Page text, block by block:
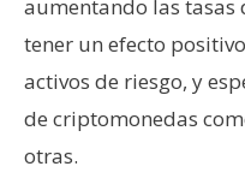
r
e
n
aumentando las tasas
tener un efecto
activos de riesgo, y
de criptomonedas
otras.